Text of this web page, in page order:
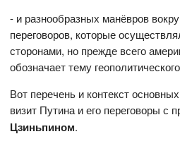
- и разнообразных манёвров
переговоров, которые
сторонами, но прежде всего
обозначает тему
Вот перечень и контекст
визит Путина и его переговоры
Цзиньпином.